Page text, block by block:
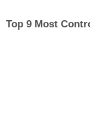
Top 9 Most